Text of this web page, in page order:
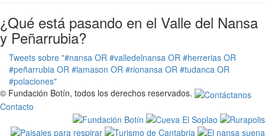
¿Qué está pasando en el Valle del Nansa
y Peñarrubia?
Tweets sobre "#nansa OR #valledelnansa OR #herrerias OR
#peñarrubia OR #lamason OR #rionansa OR #tudanca OR
#polaciones"
© Fundación Botín, todos los derechos reservados.
Contacto